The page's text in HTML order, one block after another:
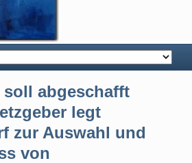
soll abgeschafft
legt
zur Auswahl und
von